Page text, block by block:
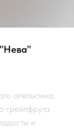
апельсина,
грейпфрута
и